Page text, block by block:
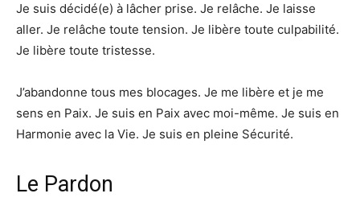
Je suis décidé(e) à lâcher prise. Je relâche. Je laisse
aller. Je relâche toute tension. Je libère toute culpabilité.
Je libère toute tristesse.
J’abandonne tous mes blocages. Je me libère et je me
sens en Paix. Je suis en Paix avec moi-même. Je suis en
Harmonie avec la Vie. Je suis en pleine Sécurité.
Le Pardon